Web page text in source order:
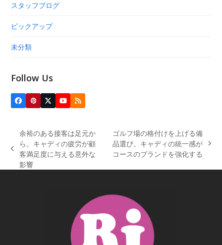
スタッフブログ
ピックアップ
未分類
Follow Us
Facebook
Pinterest
Twitter
(deprecated)
YouTube
RSS
previous
post:
余裕のある接客は足元か
ら。キャディの疲労が顧
客満足度に与える意外な
影響
next
post:
ゴルフ場の格付けを上げる備
品選び。キャディの統一感が
コースのブランドを強化する